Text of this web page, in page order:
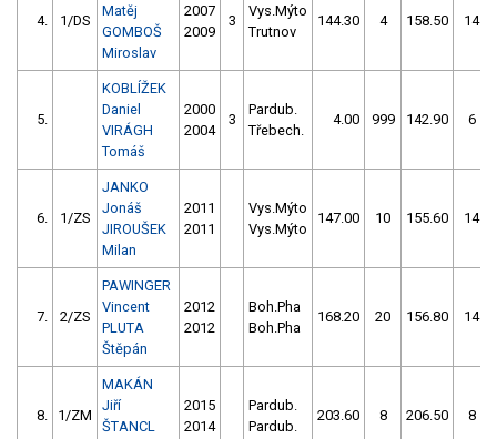
4. 1/DS
Matěj
GOMBOŠ
Miroslav
2007
2009
3
Vys.Mýto
Trutnov
144.30 4 158.50 14
5.
KOBLÍŽEK
Daniel
VIRÁGH
Tomáš
2000
2004
3
Pardub.
Třebech.
4.00 999 142.90 6
6. 1/ZS
JANKO
Jonáš
JIROUŠEK
Milan
2011
2011
Vys.Mýto
Vys.Mýto
147.00 10 155.60 14
7. 2/ZS
PAWINGER
Vincent
PLUTA
Štěpán
2012
2012
Boh.Pha
Boh.Pha
168.20 20 156.80 14
8. 1/ZM
MAKÁN
Jiří
ŠTANCL
2015
2014
Pardub.
Pardub.
203.60 8 206.50 8